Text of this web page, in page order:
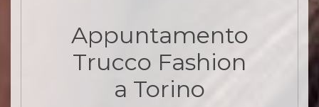
Appuntamento
Trucco Fashion
a Torino